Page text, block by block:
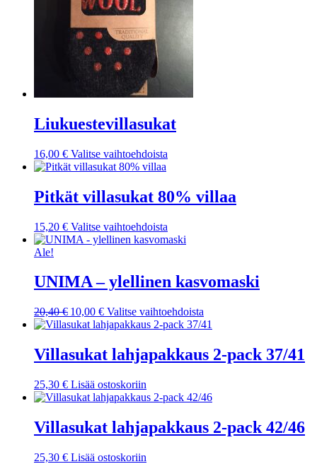
Liukuestevillasukat
16,00 € Valitse vaihtoehdoista
useampi
muunnelma.
tehdä
valinnat
Pitkät villasukat 80% villaa
15,20 € Valitse vaihtoehdoista
tuotteella
muunnelma.
Voit
valinnat
tuotteen
Ale!
UNIMA – ylellinen kasvomaski
20,40€ Alkuperäinen
hinta
20,40 €.
10,00 €Nykyinen
hinta
10,00 €.
Valitse vaihtoehdoista
tuotteella
useampi
muunnelma.
valinnat
sivulla.
Villasukat lahjapakkaus 2-pack 37/41
25,30 € Lisää ostoskoriin
Villasukat lahjapakkaus 2-pack 42/46
25,30 € Lisää ostoskoriin